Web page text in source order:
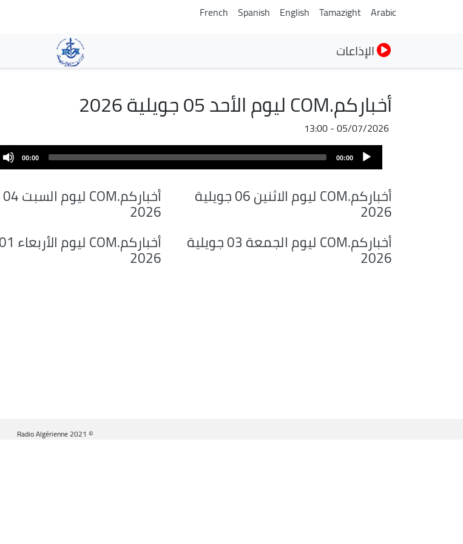
Arabic
Tamazight
English
Spanish
French
الإذاعات
أخباركم.COM ليوم الأحد 05 جويلية 2026
05/07/2026 - 13:00
Audio
Player
00:00
00:00
أخباركم.COM ليوم الاثنين 06 جويلية
2026
2026
أخباركم.COM ليوم الجمعة 03 جويلية
2026
2026
© Radio Algérienne 2021